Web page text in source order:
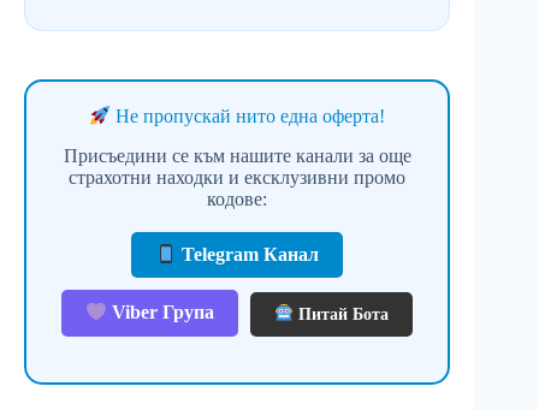
Не пропускай нито една оферта!
Присъедини се към нашите канали за още
страхотни находки и ексклузивни промо
кодове:
Telegram Канал
Viber Група Питай Бота